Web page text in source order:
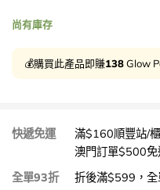
尚有庫存
💰購買此產品即賺138Glow
快遞免運
滿$160順豐站/
澳門訂單$500免
全單93折
折後滿$599，